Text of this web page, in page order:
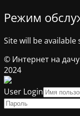
Режим
Site will be
© Интернет на
2024
User Login